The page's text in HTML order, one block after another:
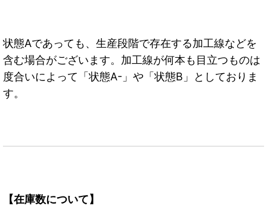
状態Aであっても、生産段階で存在する加工線などを
含む場合がございます。加工線が何本も目立つものは
度合いによって「状態A-」や「状態B」としておりま
す。
【在庫数について】